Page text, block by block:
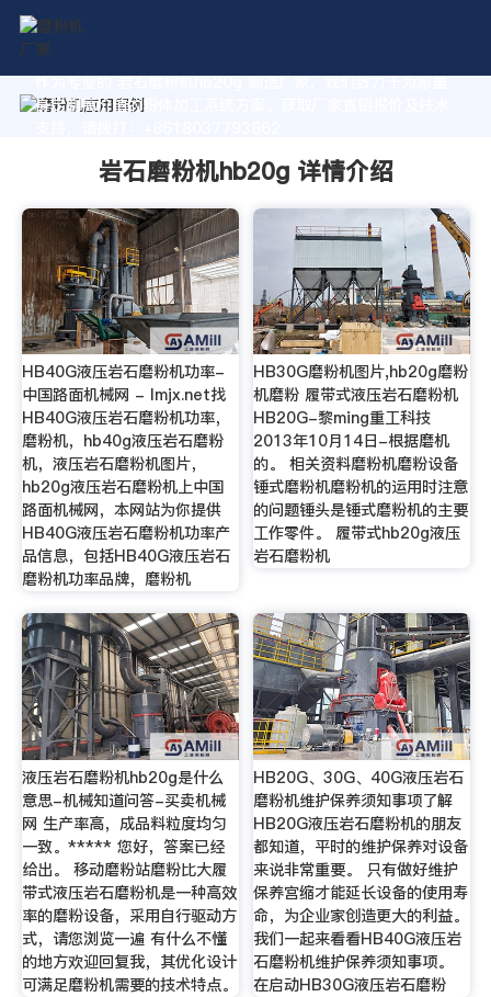
作为专业的 岩石磨粉机hb20g 制造厂家，我们致力于为您量
身定制高价值的粉体加工系统方案。获取厂家直销报价及技术
岩石磨粉机hb20g 详情介绍
HB40G液压岩石磨粉机功率-
中国路面机械网 - lmjx.net找
HB40G液压岩石磨粉机功率，
磨粉机，hb40g液压岩石磨粉
机，液压岩石磨粉机图片，
hb20g液压岩石磨粉机上中国
路面机械网，本网站为你提供
HB40G液压岩石磨粉机功率产
品信息，包括HB40G液压岩石
磨粉机功率品牌，磨粉机
HB30G磨粉机图片,hb20g磨粉
机磨粉 履带式液压岩石磨粉机
HB20G-黎ming重工科技
2013年10月14日-根据磨机
的。 相关资料磨粉机磨粉设备
锤式磨粉机磨粉机的运用时注意
的问题锤头是锤式磨粉机的主要
工作零件。 履带式hb20g液压
岩石磨粉机
液压岩石磨粉机hb20g是什么
意思-机械知道问答-买卖机械
网 生产率高，成品料粒度均匀
一致。***** 您好，答案已经
给出。 移动磨粉站磨粉比大履
带式液压岩石磨粉机是一种高效
率的磨粉设备，采用自行驱动方
式，请您浏览一遍 有什么不懂
的地方欢迎回复我，其优化设计
可满足磨粉机需要的技术特点。
HB20G、30G、40G液压岩石
磨粉机维护保养须知事项了解
HB20G液压岩石磨粉机的朋友
都知道，平时的维护保养对设备
来说非常重要。 只有做好维护
保养宫缩才能延长设备的使用寿
命，为企业家创造更大的利益。
我们一起来看看HB40G液压岩
石磨粉机维护保养须知事项。
在启动HB30G液压岩石磨粉